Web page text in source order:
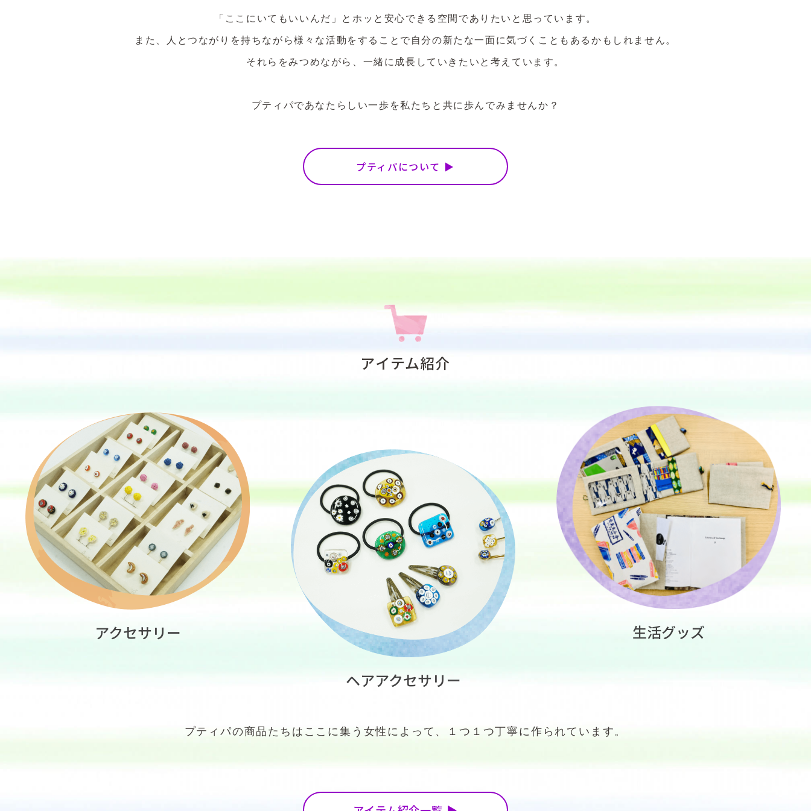
「ここにいてもいいんだ」とホッと安心できる空間でありたいと思っています。
また、人とつながりを持ちながら様々な活動をすることで自分の新たな一面に気づくこともあるかもしれません。
それらをみつめながら、一緒に成長していきたいと考えています。
プティパであなたらしい一歩を私たちと共に歩んでみませんか？
プティパについて
アイテム紹介
アクセサリー
ヘアアクセサリー
生活グッズ
プティパの商品たちはここに集う女性によって、 １つ１つ丁寧に作られています。